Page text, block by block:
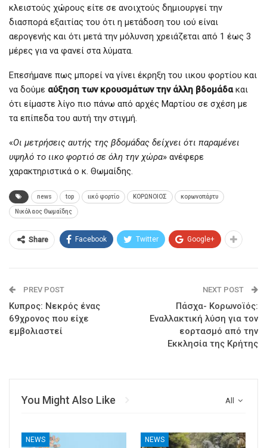
κλειστούς χώρους είτε σε ανοιχτούς δημιουργεί την
διασπορά εξαιτίας του ότι η μετάδοση του ιού είναι
αερογενής και ότι μετά την μόλυνση χρειάζεται από 1 έως 3
μέρες για να φανεί στα λύματα.
Επεσήμανε πως μπορεί να γίνει έκρηξη του ιικου φορτίου και
να δούμε αύξηση των κρουσμάτων την άλλη βδομάδακαι
ότι είμαστε λίγο πιο πάνω από αρχές Μαρτίου σε σχέση με
τα επίπεδα του αυτή την στιγμή.
«Οι μετρήσεις αυτής της βδομάδας δείχνει ότι παραμένει
υψηλό το ιικο φορτιό σε όλη την χώρα» ανέφερε
χαρακτηριστικά ο κ. Θωμαίδης.
news top ιικό φορτίο ΚΟΡΩΝΟΙΟΣ κορωνοπάρτυ
Νικόλαος Θωμαΐδης
Share Facebook Twitter Google+
PREV POST
Κυπρος: Νεκρός ένας
69χρονος που είχε
εμβολιαστεί
NEXT POST
Πάσχα- Κορωνοϊός:
Εναλλακτική λύση για τον
εορτασμό από την
Εκκλησία της Κρήτης
All
You Might Also Like
NEWS NEWS